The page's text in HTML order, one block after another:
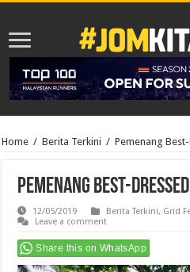
Home / Berita Terkini / Pemenang
Pemenang Best-
12/05/2019 Berita Terkini, Grid
Leave a comment
Share this on WhatsApp